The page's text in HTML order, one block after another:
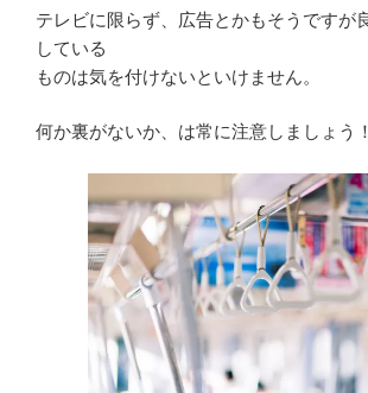
テレビに限らず、広告とかもそうですが
している
ものは気を付けないといけません。
何か裏がないか、は常に注意しましょう！